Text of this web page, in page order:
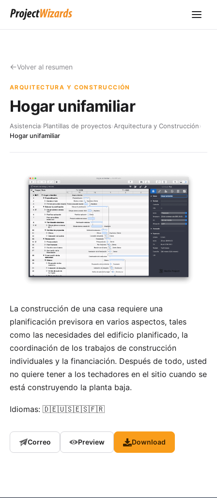
Volver al resumen
ARQUITECTURA Y CONSTRUCCIÓN
Hogar unifamiliar
Asistencia›Plantillas de proyectos›Arquitectura y Construcción›
Hogar unifamiliar
La construcción de una casa requiere una
planificación previsora en varios aspectos, tales
como las necesidades del edificio planificado, la
coordinación de los trabajos de construcción
individuales y la financiación. Después de todo, usted
no quiere tener a los techadores en el sitio cuando se
está construyendo la planta baja.
Idiomas: 🇩🇪🇺🇸🇪🇸🇫🇷
Correo Preview Download